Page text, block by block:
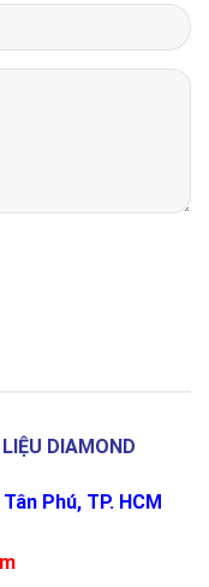
DIAMOND
Phú, TP. HCM